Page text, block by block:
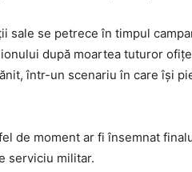
sale se petrece în timpul
după moartea tuturor
într-un scenariu în care își
de moment ar fi însemnat
serviciu militar.